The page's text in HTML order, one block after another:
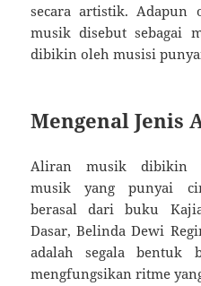
secara artistik. Adapun
musik disebut sebagai
dibikin oleh musisi
Mengenal Jenis
Aliran musik dibikin
musik yang punyai
berasal dari buku
Dasar, Belinda Dewi
adalah segala bentuk
mengfungsikan ritme